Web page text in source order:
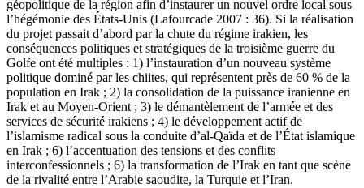
géopolitique de la région afin d’instaurer un nouvel ordre local sous
l’hégémonie des États-Unis (Lafourcade 2007 : 36). Si la réalisation
du projet passait d’abord par la chute du régime irakien, les
conséquences politiques et stratégiques de la troisième guerre du
Golfe ont été multiples : 1) l’instauration d’un nouveau système
politique dominé par les chiites, qui représentent près de 60 % de la
population en Irak ; 2) la consolidation de la puissance iranienne en
Irak et au Moyen-Orient ; 3) le démantèlement de l’armée et des
services de sécurité irakiens ; 4) le développement actif de
l’islamisme radical sous la conduite d’al-Qaïda et de l’État islamique
en Irak ; 6) l’accentuation des tensions et des conflits
interconfessionnels ; 6) la transformation de l’Irak en tant que scène
de la rivalité entre l’Arabie saoudite, la Turquie et l’Iran.